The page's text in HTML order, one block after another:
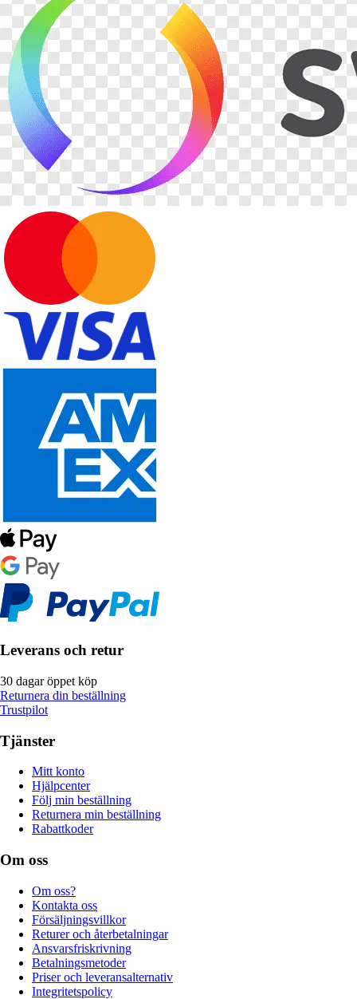
Leverans och retur
30 dagar öppet köp
Returnera din beställning
Trustpilot
Tjänster
Mitt konto
Hjälpcenter
Följ min beställning
Returnera min beställning
Rabattkoder
Om oss
Om oss?
Kontakta oss
Försäljningsvillkor
Returer och återbetalningar
Ansvarsfriskrivning
Betalningsmetoder
Priser och leveransalternativ
Integritetspolicy